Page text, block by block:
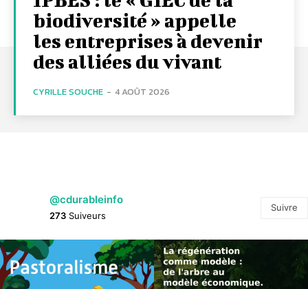
biodiversité » appelle
les entreprises à devenir
des alliées du vivant
CYRILLE SOUCHE - 4 AOÛT 2026
@cdurableinfo
273 Suiveurs
Suivre